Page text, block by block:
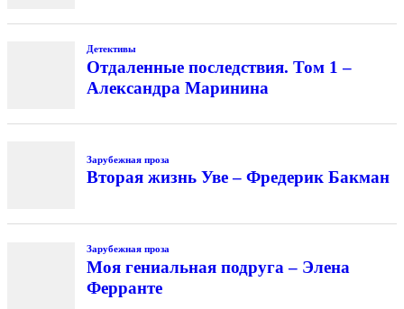
Детективы
Отдаленные последствия. Том 1 –
Александра Маринина
Зарубежная проза
Вторая жизнь Уве – Фредерик Бакман
Зарубежная проза
Моя гениальная подруга – Элена
Ферранте